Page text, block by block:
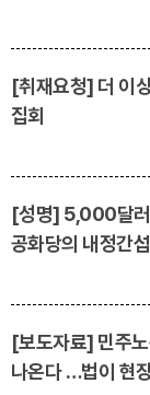
[취재요청] 더 이
집회
[성명] 5,000달러
공화당의 내정간
[보도자료] 민주
나온다 …법이 현